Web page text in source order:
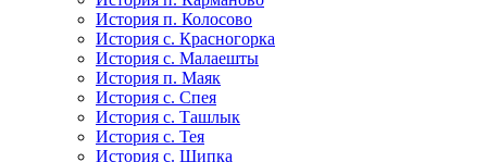
История п. Колосово
История с. Красногорка
История с. Малаешты
История п. Маяк
История с. Спея
История с. Ташлык
История с. Тея
История с. Шипка